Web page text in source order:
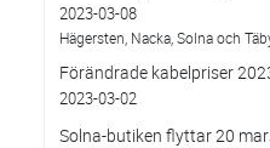
2023-03-08
Hägersten, Nacka, Solna och
Förändrade kabelpriser
2023-03-02
Solna-butiken flyttar 20